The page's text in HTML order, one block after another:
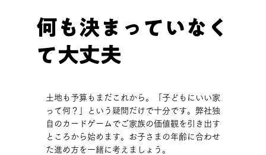
何も決まっていなく
て大丈夫
土地も予算もまだこれから。「子どもにいい家
って何？」という疑問だけで十分です。弊社独
自のカードゲームでご家族の価値観を引き出す
ところから始めます。お子さまの年齢に合わせ
た進め方を一緒に考えましょう。